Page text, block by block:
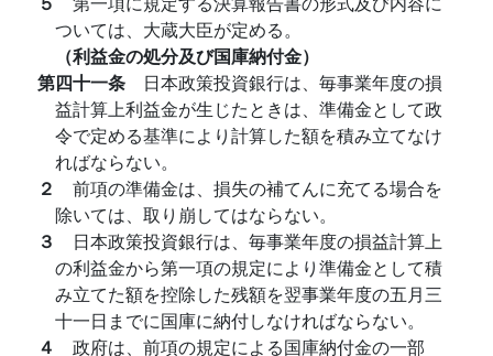
ついては、大蔵大臣が定める。
（利益金の処分及び国庫納付金）
第四十一条 日本政策投資銀行は、毎事業年度の損
益計算上利益金が生じたときは、準備金として政
令で定める基準により計算した額を積み立てなけ
ればならない。
２ 前項の準備金は、損失の補てんに充てる場合を
除いては、取り崩してはならない。
３ 日本政策投資銀行は、毎事業年度の損益計算上
の利益金から第一項の規定により準備金として積
み立てた額を控除した残額を翌事業年度の五月三
十一日までに国庫に納付しなければならない。
４ 政府は、前項の規定による国庫納付金の一部